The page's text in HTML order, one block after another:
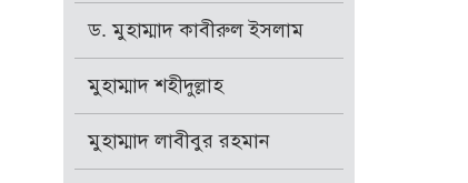
ড. মুহাম্মাদ কাবীরুল ইসলাম
মুহাম্মাদ শহীদুল্লাহ
মুহাম্মাদ লাবীবুর রহমান